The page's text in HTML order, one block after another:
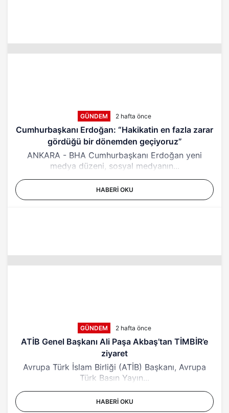
GÜNDEM 2 hafta önce
Cumhurbaşkanı Erdoğan: “Hakikatin en fazla zarar
gördüğü bir dönemden geçiyoruz”
ANKARA - BHA Cumhurbaşkanı Erdoğan yeni
medya düzeni, sosyal medyanın...
HABERI OKU
GÜNDEM 2 hafta önce
ATİB Genel Başkanı Ali Paşa Akbaş’tan TİMBİR’e
ziyaret
Avrupa Türk İslam Birliği (ATİB) Başkanı, Avrupa
Türk Basın Yayın...
HABERI OKU